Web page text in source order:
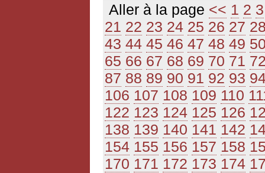
Aller à la page << 1 2 3
21 22 23 24 25 26 27
43 44 45 46 47 48 49
65 66 67 68 69 70 71
87 88 89 90 91 92 93
106 107 108 109 110
122 123 124 125 126
138 139 140 141 142
154 155 156 157 158
170 171 172 173 174